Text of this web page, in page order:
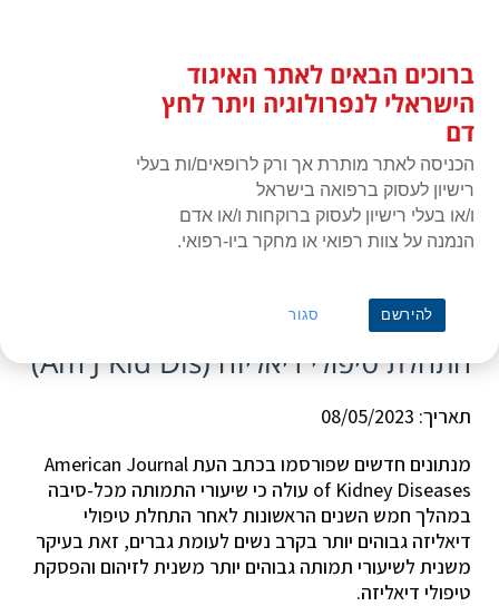
האיגוד הישראלי לנפרולוגיה ויתר
לחץ דם
הבדלים מגדריים בשיעורי תמותה לאחר התחלת טיפולי דיאליזה
הבדלים מגדריים בשיעורי תמותה לאחר
התחלת טיפולי דיאליזה (Am J Kid Dis)
תאריך: 08/05/2023
מנתונים חדשים שפורסמו בכתב העת American Journal
of Kidney Diseases עולה כי שיעורי התמותה מכל-סיבה
במהלך חמש השנים הראשונות לאחר התחלת טיפולי
דיאליזה גבוהים יותר בקרב נשים לעומת גברים, זאת בעיקר
משנית לשיעורי תמותה גבוהים יותר משנית לזיהום והפסקת
טיפולי דיאליזה.
ברוכים הבאים לאתר האיגוד
הישראלי לנפרולוגיה ויתר לחץ
דם
הכניסה לאתר מותרת אך ורק לרופאים/ות בעלי
רישיון לעסוק ברפואה בישראל
ו/או בעלי רישיון לעסוק ברוקחות ו/או אדם
הנמנה על צוות רפואי או מחקר ביו-רפואי.
להירשם סגור